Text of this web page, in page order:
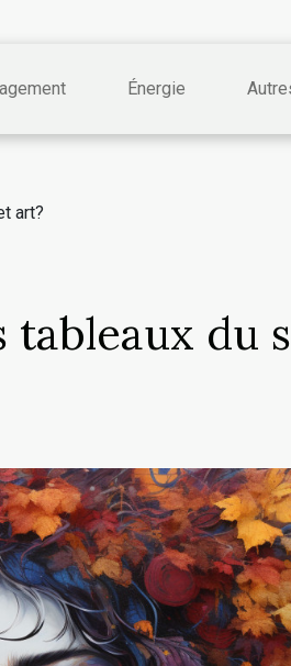
Énergie
art?
tableaux du